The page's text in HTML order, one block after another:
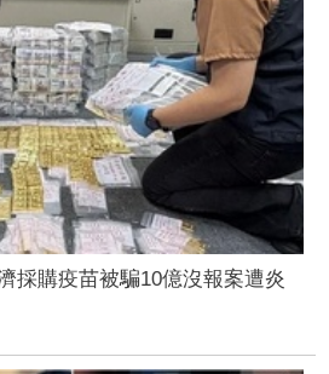
採購疫苗被騙10億沒報案遭炎